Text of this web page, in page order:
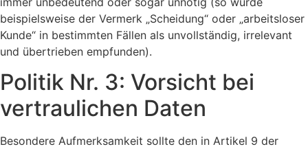
beispielsweise der Vermerk „Scheidung“ oder „arbeitsloser
Kunde“ in bestimmten Fällen als unvollständig, irrelevant
und übertrieben empfunden).
Politik Nr. 3: Vorsicht bei
vertraulichen Daten
Besondere Aufmerksamkeit sollte den in Artikel 9 der